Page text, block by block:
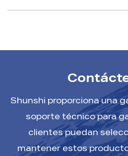
Shunshi proporciona una
soporte técnico para
clientes puedan
mantener estos